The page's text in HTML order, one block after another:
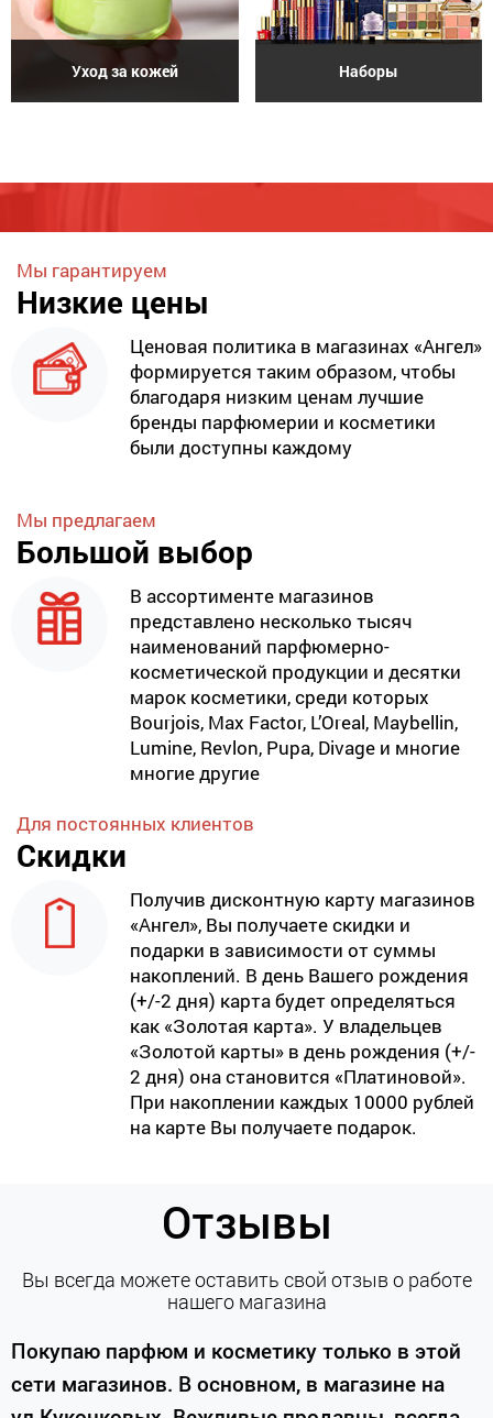
Уход за кожей Наборы
Мы гарантируем
Низкие цены
Ценовая политика в магазинах «Ангел»
формируется таким образом, чтобы
благодаря низким ценам лучшие
бренды парфюмерии и косметики
были доступны каждому
Мы предлагаем
Большой выбор
В ассортименте магазинов
представлено несколько тысяч
наименований парфюмерно-
косметической продукции и десятки
марок косметики, среди которых
Bourjois, Max Factor, L’Oreal, Maybellin,
Lumine, Revlon, Pupa, Divage и многие
многие другие
Для постоянных клиентов
Скидки
Получив дисконтную карту магазинов
«Ангел», Вы получаете скидки и
подарки в зависимости от суммы
накоплений. В день Вашего рождения
(+/-2 дня) карта будет определяться
как «Золотая карта». У владельцев
«Золотой карты» в день рождения (+/-
2 дня) она становится «Платиновой».
При накоплении каждых 10000 рублей
на карте Вы получаете подарок.
Отзывы
Вы всегда можете оставить свой отзыв о работе
нашего магазина
Покупаю парфюм и косметику только в этой
сети магазинов. В основном, в магазине на